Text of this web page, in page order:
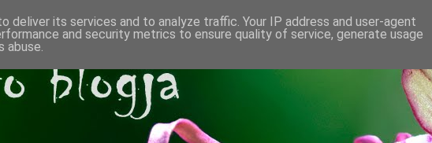
deliver its services and to analyze traffic. Your IP address and user-agent
and security metrics to ensure quality of service, generate usage
abuse.